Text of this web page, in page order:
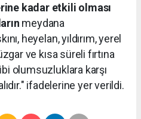
kadar etkili olması
meydana
heyelan, yıldırım, yerel
ve kısa süreli fırtına
olumsuzluklara karşı
ifadelerine yer verildi.